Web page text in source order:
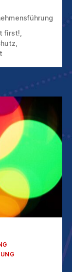
first!